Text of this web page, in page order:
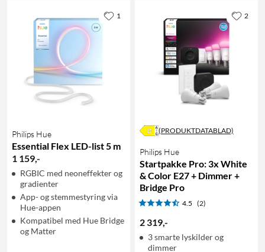
Philips Hue
Essential Flex LED-list 5 m
1 159,-
RGBIC med neoneffekter og
gradienter
App- og stemmestyring via
Hue-appen
Kompatibel med Hue Bridge
og Matter
1
(PRODUKTDATABLAD)
Philips Hue
Startpakke Pro: 3x White
& Color E27 + Dimmer +
Bridge Pro
4.5 (2)
2 319,-
3 smarte lyskilder og
dimmer
2